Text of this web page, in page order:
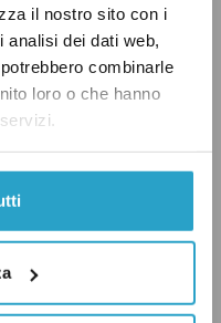
il nostro sito con i
analisi dei dati web,
combinarle
loro o che hanno
“non vaccinate”
un certo
portando
calcolata
che hanno
effettuato la terza
stati contagiati,
nell’analisi dei